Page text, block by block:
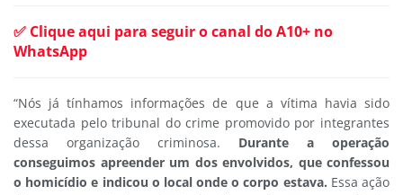
✅ Clique aqui para seguir o canal do A10+ no
WhatsApp
“Nós já tínhamos informações de que a vítima havia sido
executada pelo tribunal do crime promovido por integrantes
dessa organização criminosa. Durante a operação
conseguimos apreender um dos envolvidos, que confessou
o homicídio e indicou o local onde o corpo estava. Essa ação